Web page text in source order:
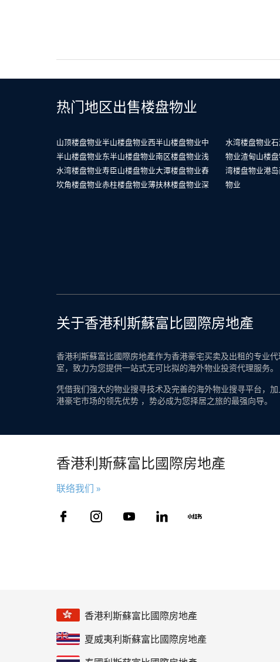
热门地区出售楼盘物业
山顶楼盘物业半山楼盘物业西半山楼盘物业中
半山楼盘物业东半山楼盘物业南区楼盘物业浅
水湾楼盘物业寿臣山楼盘物业大潭楼盘物业舂
坎角楼盘物业赤柱楼盘物业薄扶林楼盘物业深
水湾楼盘物业
物业渣甸山楼
湾楼盘物业港
物业
关于香港利斯蘇富比國際房地產
香港利斯蘇富比國際房地產作为香港豪宅买卖及出租的专业
室，致力为您提供一站式无可比拟的海外物业投资代理服务。
凭借我们强大的物业搜寻技术及完善的海外物业搜寻平台，
港豪宅市场的领先优势 ，势必成为您择居之旅的最强向导。
香港利斯蘇富比國際房地產
联络我们 »
香港利斯蘇富比國際房地產
夏威夷利斯蘇富比國際房地產